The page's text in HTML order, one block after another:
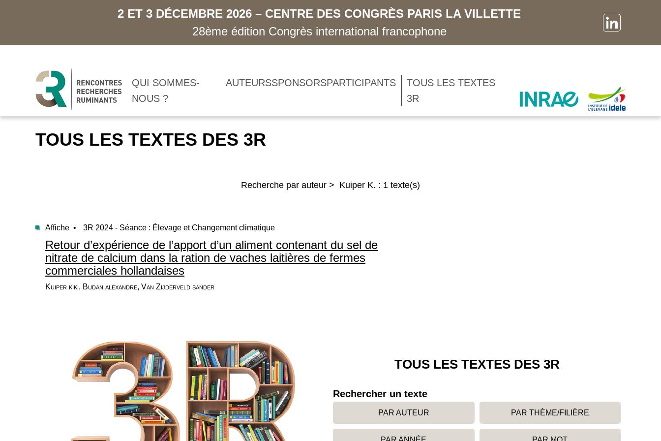
2 ET 3 DÉCEMBRE 2026 – CENTRE DES CONGRÈS PARIS LA VILLETTE
28ème édition Congrès international francophone
QUI SOMMES-
NOUS ?
AUTEURSSPONSORSPARTICIPANTS
TOUS LES TEXTES
3R
TOUS LES TEXTES DES 3R
Recherche par auteur > Kuiper K. : 1 texte(s)
Affiche • 3R 2024 - Séance : Élevage et Changement climatique
Retour d’expérience de l’apport d’un aliment contenant du sel de
nitrate de calcium dans la ration de vaches laitières de fermes
commerciales hollandaises
Kuiper kiki, Budan alexandre, Van Zijderveld sander
TOUS LES TEXTES DES 3R
Rechercher un texte
PAR AUTEUR PAR THÈME/FILIÈRE